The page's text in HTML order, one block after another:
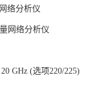
络分析仪
网络分析仪
GHz (选项220/225)